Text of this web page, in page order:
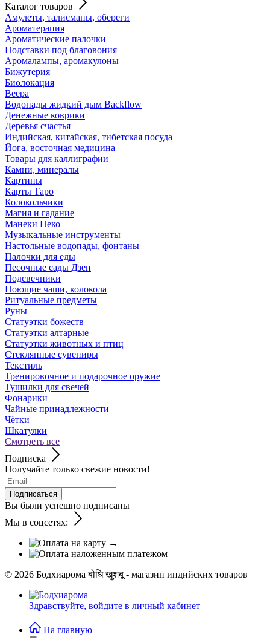
Каталог товаров
Амулеты, талисманы, обереги
Ароматерапия
Ароматические палочки
Подставки под благовония
Аромалампы, аромакулоны
Бижутерия
Биолокация
Веера
Водопады жидкий дым Backflow
Денежные коврики
Деревья счастья
Индийская, китайская, тибетская посуда
Йога, восточная медицина
Товары для каллиграфии
Камни, минералы
Картины
Карты Таро
Колокольчики
Магия и гадание
Манеки Неко
Музыкальные инструменты
Настольные водопады, фонтаны
Палочки для еды
Песочные сады Дзен
Подсвечники
Поющие чаши, колокола
Ритуальные предметы
Руны
Статуэтки божеств
Статуэтки алтарные
Статуэтки животных и птиц
Стеклянные сувениры
Текстиль
Тренировочное и подарочное оружие
Тушилки для свечей
Фонарики
Чайные принадлежности
Чётки
Шкатулки
Смотреть все
Подписка
Получайте только свежие новости!
Подписаться
Вы были успешно подписаны
Мы в соцсетях:
© 2026 Бодхиарома बोधि खुशबू - магазин индийских товаров
Здравствуйте, войдите в личный кабинет
На главную